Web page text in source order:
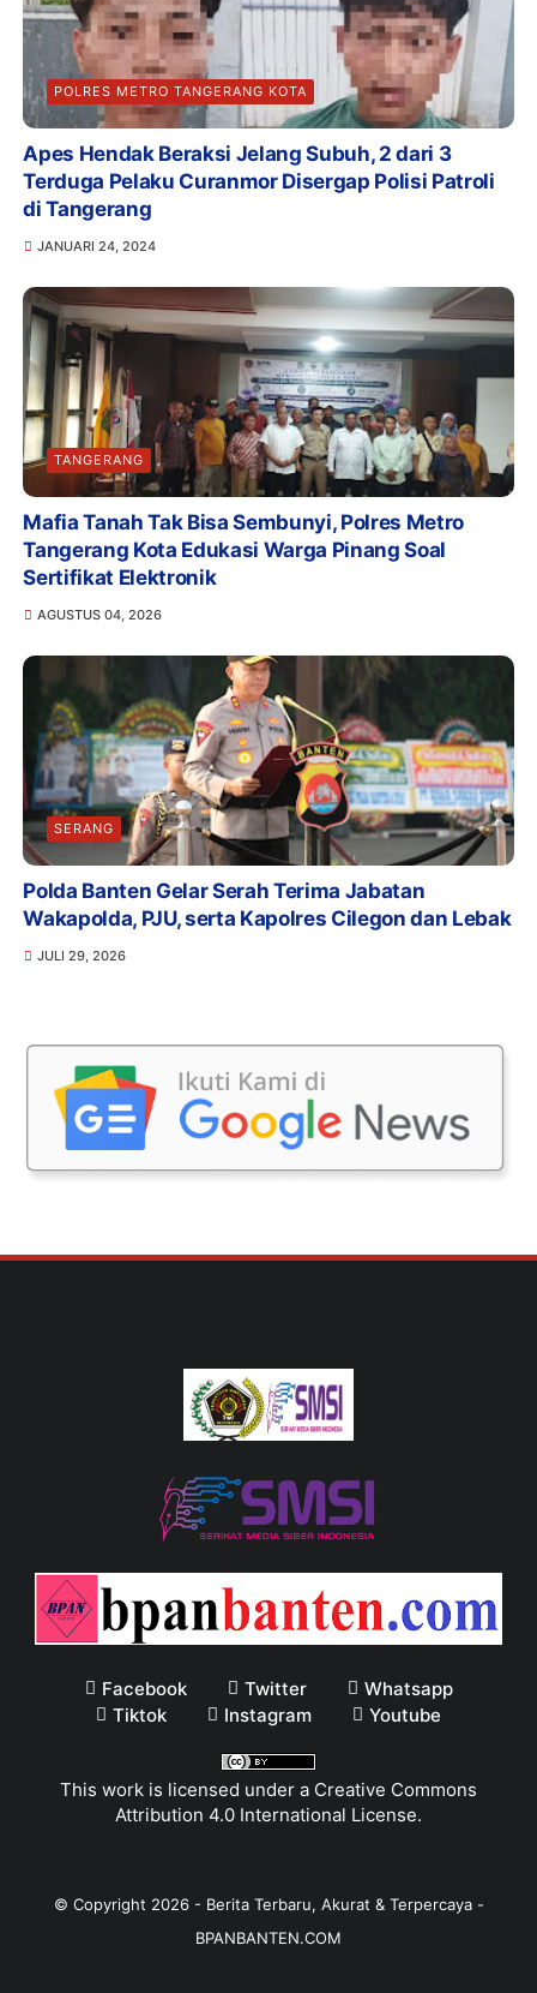
POLRES METRO TANGERANG KOTA
Apes Hendak Beraksi Jelang Subuh, 2 dari 3
Terduga Pelaku Curanmor Disergap Polisi Patroli
di Tangerang
JANUARI 24, 2024
TANGERANG
Mafia Tanah Tak Bisa Sembunyi, Polres Metro
Tangerang Kota Edukasi Warga Pinang Soal
Sertifikat Elektronik
AGUSTUS 04, 2026
SERANG
Polda Banten Gelar Serah Terima Jabatan
Wakapolda, PJU, serta Kapolres Cilegon dan Lebak
JULI 29, 2026
Facebook Twitter
Whatsapp
Tiktok
Instagram Youtube
This work is licensed under a Creative Commons
Attribution 4.0 International License.
© Copyright 2026- Berita Terbaru, Akurat & Terpercaya -
BPANBANTEN.COM